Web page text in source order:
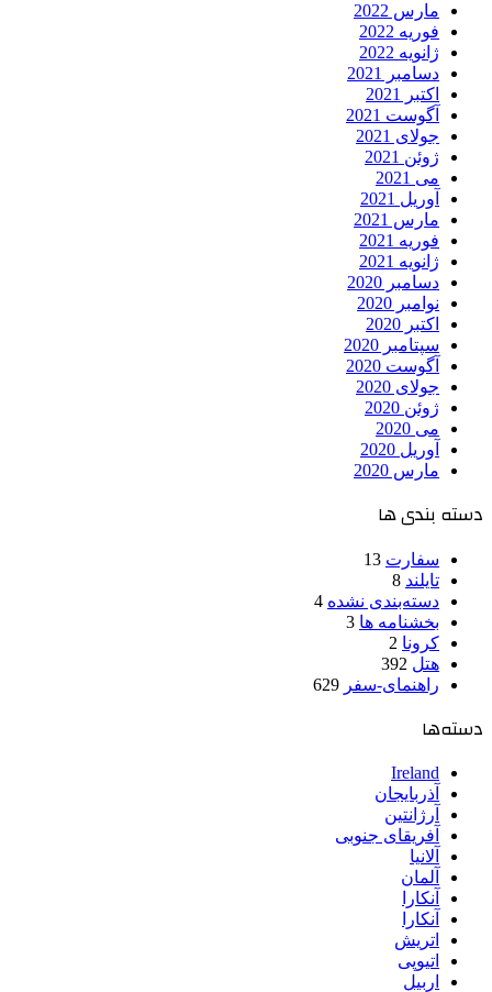
مارس 2022
فوریه 2022
ژانویه 2022
دسامبر 2021
اکتبر 2021
آگوست 2021
جولای 2021
ژوئن 2021
می 2021
آوریل 2021
مارس 2021
فوریه 2021
ژانویه 2021
دسامبر 2020
نوامبر 2020
اکتبر 2020
سپتامبر 2020
آگوست 2020
جولای 2020
ژوئن 2020
می 2020
آوریل 2020
مارس 2020
دسته بندی ها
سفارت 13
تایلند 8
دسته‌بندی نشده 4
بخشنامه ها 3
کرونا 2
هتل 392
راهنمای-سفر 629
دسته‌ها
Ireland
آذربایجان
آرژانتین
آفریقای جنوبی
آلانیا
آلمان
آنکارا
آنکارا
اتریش
اتیوپی
اربیل